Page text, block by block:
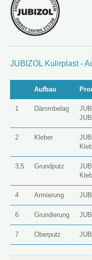
JUBIZOL Kulirplast -
Aufbau
1 Dämmbelag
2 Kleber
3,5 Grundputz
4 Armierung
6 Grundierung
7 Oberputz